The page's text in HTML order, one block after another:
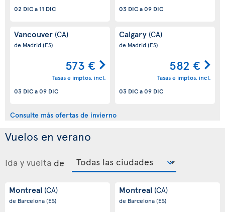
02 DICa11 DIC
03 DICa09 DIC
Vancouver (CA)
de Madrid(ES)
573 €
Tasas e imptos. incl.
03 DICa09 DIC
Calgary (CA)
de Madrid(ES)
582 €
Tasas e imptos. incl.
03 DICa09 DIC
Consulte más ofertas de invierno
Vuelos en verano
Ida y vuelta de
Montreal (CA)
de Barcelona(ES)
Montreal (CA)
de Barcelona(ES)